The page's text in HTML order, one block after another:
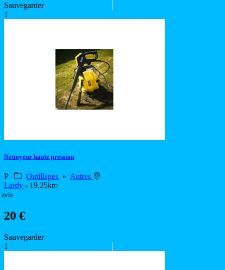
Sauvegarder
1
Nettoyeur haute pression
P Outillages » Autres
Lardy - 19.25km
avis
20 €
Sauvegarder
1